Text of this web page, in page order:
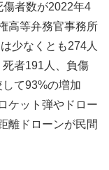
傷者数が2022年4
高等弁務官事務所
少なくとも274人
者191人、負傷
て93%の増加
ケット弾やドロー
離ドローンが民間